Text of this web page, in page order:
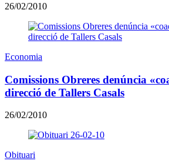
26/02/2010
Economia
Comissions Obreres denúncia
direcció de Tallers Casals
26/02/2010
Obituari